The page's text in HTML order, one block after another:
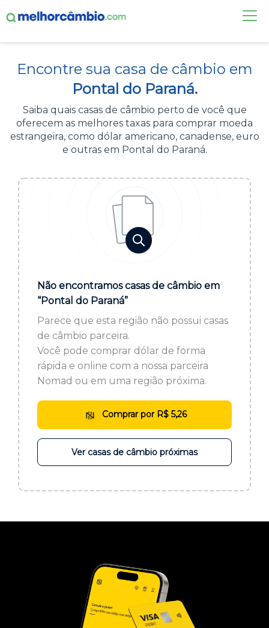
CASAS DE CÂMBIO
DÓLAR HOJE
ALERTA DE CÂMBIO
Acesse sua conta:
BROKER DE OFERTAS
ou cadastre-se se ainda não tem registro:
CADASTRE-SE
Encontre sua casa de câmbio em
Pontal do Paraná.
Saiba quais casas de câmbio perto de você que
oferecem as melhores taxas para comprar moeda
estrangeira, como dólar americano, canadense, euro
e outras em Pontal do Paraná.
Não encontramos casas de câmbio em
“Pontal do Paraná”
Parece que esta região não possui casas
de câmbio parceira.
Você pode comprar dólar de forma
rápida e online com a nossa parceira
Nomad ou em uma região próxima.
Comprar por R$ 5,26
Ver casas de câmbio próximas